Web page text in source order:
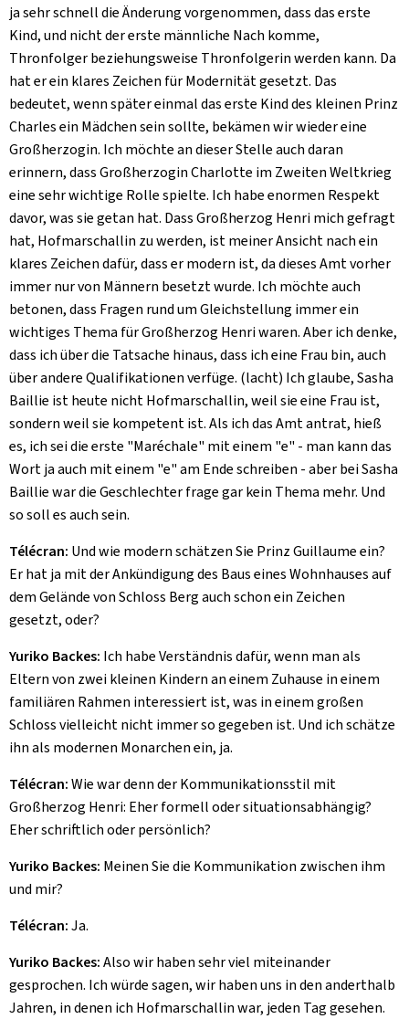
ja sehr schnell die Änderung vorgenommen, dass das erste
Kind, und nicht der erste männliche Nach komme,
Thronfolger beziehungsweise Thronfolgerin werden kann. Da
hat er ein klares Zeichen für Modernität gesetzt. Das
bedeutet, wenn später einmal das erste Kind des kleinen Prinz
Charles ein Mädchen sein sollte, bekämen wir wieder eine
Großherzogin. Ich möchte an dieser Stelle auch daran
erinnern, dass Großherzogin Charlotte im Zweiten Weltkrieg
eine sehr wichtige Rolle spielte. Ich habe enormen Respekt
davor, was sie getan hat. Dass Großherzog Henri mich gefragt
hat, Hofmarschallin zu werden, ist meiner Ansicht nach ein
klares Zeichen dafür, dass er modern ist, da dieses Amt vorher
immer nur von Männern besetzt wurde. Ich möchte auch
betonen, dass Fragen rund um Gleichstellung immer ein
wichtiges Thema für Großherzog Henri waren. Aber ich denke,
dass ich über die Tatsache hinaus, dass ich eine Frau bin, auch
über andere Qualifikationen verfüge. (lacht) Ich glaube, Sasha
Baillie ist heute nicht Hofmarschallin, weil sie eine Frau ist,
sondern weil sie kompetent ist. Als ich das Amt antrat, hieß
es, ich sei die erste "Maréchale" mit einem "e" - man kann das
Wort ja auch mit einem "e" am Ende schreiben - aber bei Sasha
Baillie war die Geschlechter frage gar kein Thema mehr. Und
so soll es auch sein.
Télécran: Und wie modern schätzen Sie Prinz Guillaume ein?
Er hat ja mit der Ankündigung des Baus eines Wohnhauses auf
dem Gelände von Schloss Berg auch schon ein Zeichen
gesetzt, oder?
Yuriko Backes: Ich habe Verständnis dafür, wenn man als
Eltern von zwei kleinen Kindern an einem Zuhause in einem
familiären Rahmen interessiert ist, was in einem großen
Schloss vielleicht nicht immer so gegeben ist. Und ich schätze
ihn als modernen Monarchen ein, ja.
Télécran:Wie war denn der Kommunikationsstil mit
Großherzog Henri: Eher formell oder situationsabhängig?
Eher schriftlich oder persönlich?
Yuriko Backes: Meinen Sie die Kommunikation zwischen ihm
und mir?
Télécran:Ja.
Yuriko Backes:Also wir haben sehr viel miteinander
gesprochen. Ich würde sagen, wir haben uns in den anderthalb
Jahren, in denen ich Hofmarschallin war, jeden Tag gesehen.